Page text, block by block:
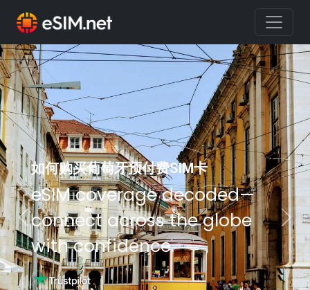
如何购买葡萄牙预付费SIM卡
eSIM coverage decoded—
connect across the globe
with confidence.
Previous Next